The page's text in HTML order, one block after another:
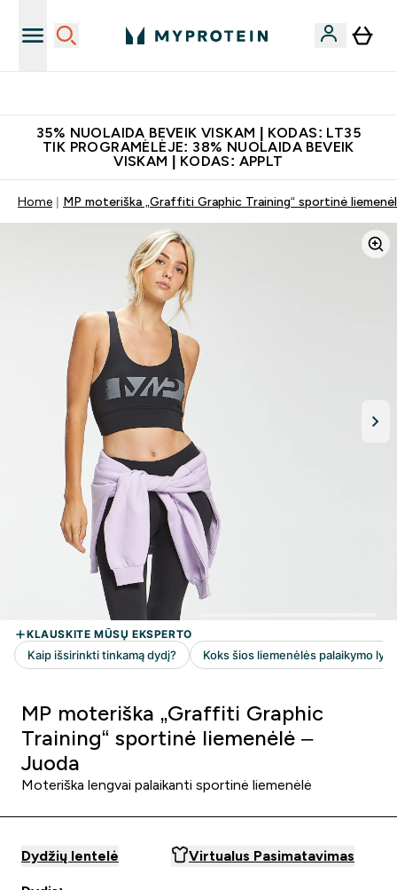
35% NUOLAIDA BEVEIK VISKAM | KODAS: LT35
TIK PROGRAMĖLĖJE: 38% NUOLAIDA BEVEIK
VISKAM | KODAS: APPLT
Home MP moteriška „Graffiti Graphic Training“ sportinė
MP moteriška „Graffiti Graphic
Training“ sportinė liemenėlė –
Juoda
Moteriška lengvai palaikanti sportinė liemenėlė
Dydžių lentelė Virtualus Pasimatavimas